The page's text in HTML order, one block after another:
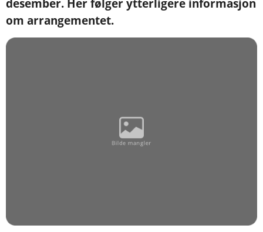
desember. Her følger ytterligere informasjon
om arrangementet.